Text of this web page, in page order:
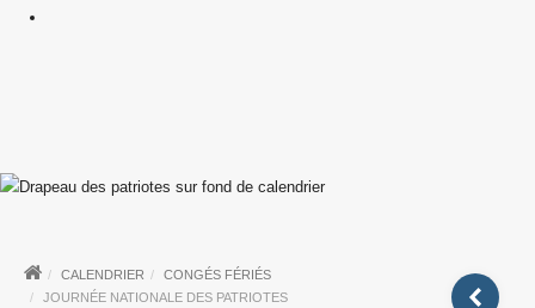
CALENDRIER
CONGÉS FÉRIÉS
JOURNÉE NATIONALE DES PATRIOTES